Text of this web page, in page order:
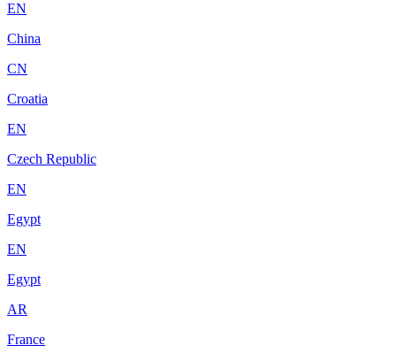
EN
China
CN
Croatia
EN
Czech Republic
EN
Egypt
EN
Egypt
AR
France